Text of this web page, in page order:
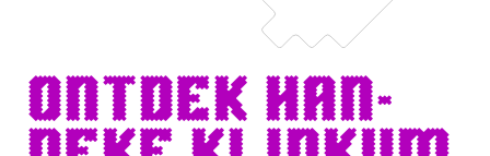
Ont­dek Han­